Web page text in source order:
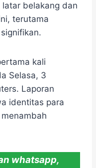
belakang dan
terutama
kali
Selasa, 3
Laporan
identitas para
whatsapp,